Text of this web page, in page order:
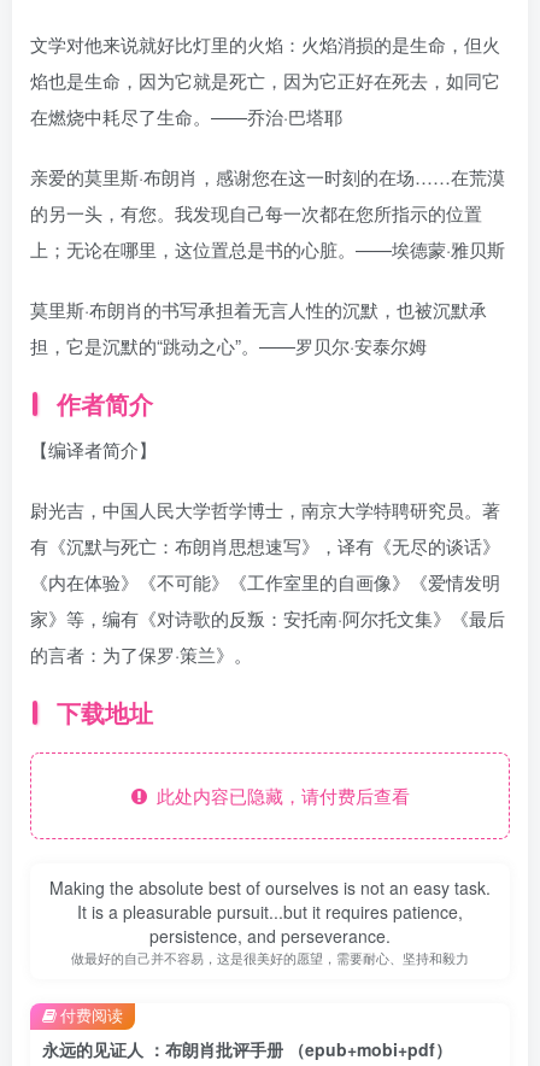
文学对他来说就好比灯里的火焰：火焰消损的是生命，但火
焰也是生命，因为它就是死亡，因为它正好在死去，如同它
在燃烧中耗尽了生命。——乔治·巴塔耶
亲爱的莫里斯·布朗肖，感谢您在这一时刻的在场……在荒漠
的另一头，有您。我发现自己每一次都在您所指示的位置
上；无论在哪里，这位置总是书的心脏。——埃德蒙·雅贝斯
莫里斯·布朗肖的书写承担着无言人性的沉默，也被沉默承
担，它是沉默的“跳动之心”。——罗贝尔·安泰尔姆
作者简介
【编译者简介】
尉光吉，中国人民大学哲学博士，南京大学特聘研究员。著
有《沉默与死亡：布朗肖思想速写》，译有《无尽的谈话》
《内在体验》《不可能》《工作室里的自画像》《爱情发明
家》等，编有《对诗歌的反叛：安托南·阿尔托文集》《最后
的言者：为了保罗·策兰》。
下载地址
此处内容已隐藏，请付费后查看
Making the absolute best of ourselves is not an easy task.
It is a pleasurable pursuit...but it requires patience,
persistence, and perseverance.
做最好的自己并不容易，这是很美好的愿望，需要耐心、坚持和毅力
永远的见证人 ：布朗肖批评手册 （epub+mobi+pdf）
付费阅读